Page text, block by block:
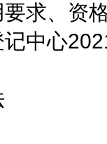
、资格
中心